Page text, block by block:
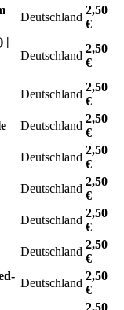
Deutschland
2,50
€
|
Deutschland
2,50
€
Deutschland
2,50
€
Deutschland
2,50
€
Deutschland
2,50
€
Deutschland
2,50
€
Deutschland
2,50
€
Deutschland
2,50
€
Deutschland
2,50
€
2,50